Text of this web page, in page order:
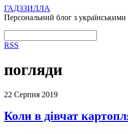
ГАДЗЗИЛЛА
Персональний блог з
RSS
погляди
22 Серпня 2019
Коли в дівчат